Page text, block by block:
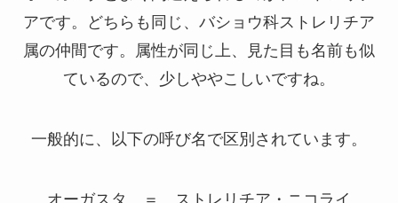
アです。どちらも同じ、バショウ科ストレリチア
属の仲間です。属性が同じ上、見た目も名前も似
ているので、少しややこしいですね。
一般的に、以下の呼び名で区別されています。
オーガスタ ＝ ストレリチア・ニコライ